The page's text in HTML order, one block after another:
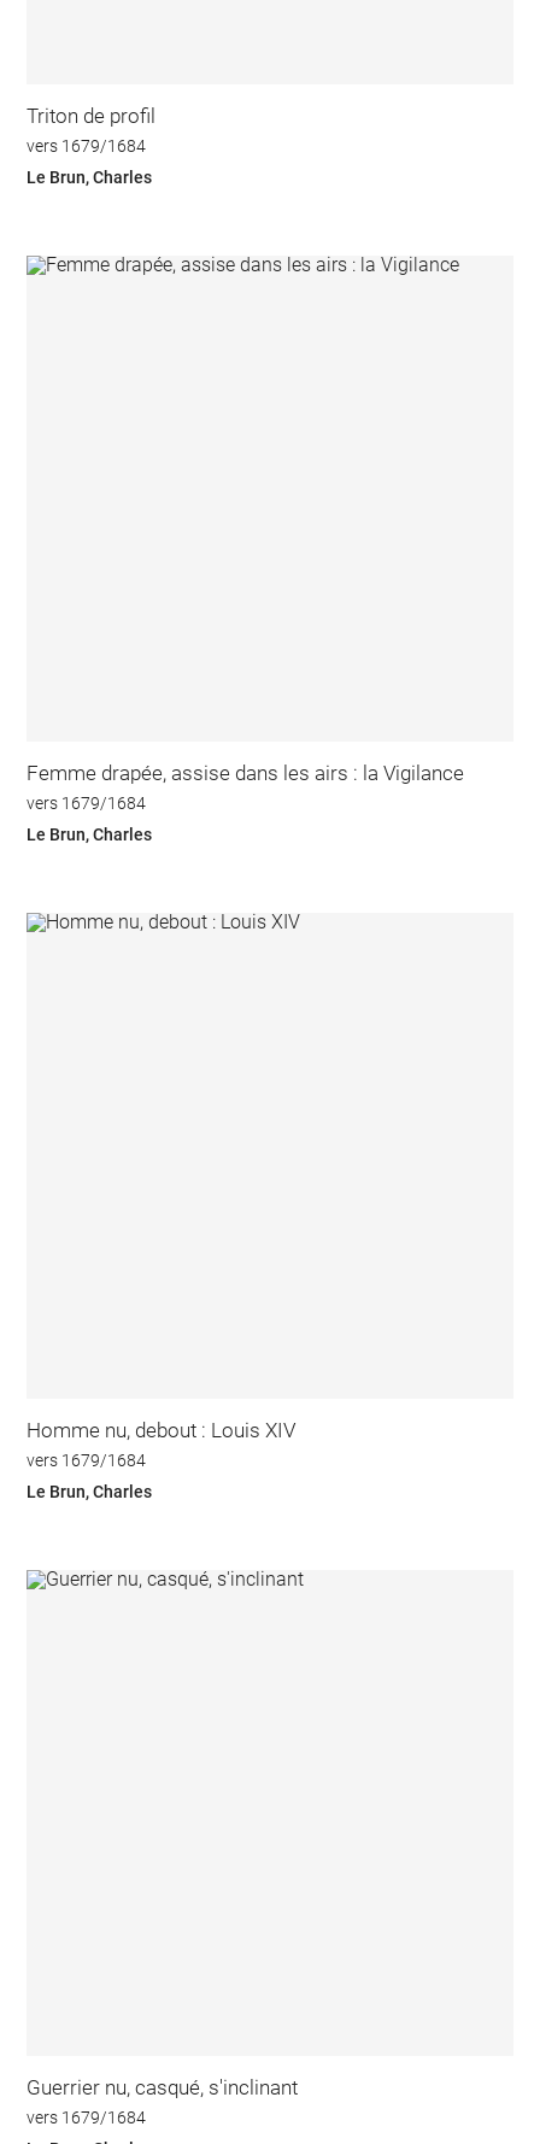
Triton de profil
vers 1679/1684
Le Brun, Charles
Femme drapée, assise dans les airs : la Vigilance
vers 1679/1684
Le Brun, Charles
Homme nu, debout : Louis XIV
vers 1679/1684
Le Brun, Charles
Guerrier nu, casqué, s'inclinant
vers 1679/1684